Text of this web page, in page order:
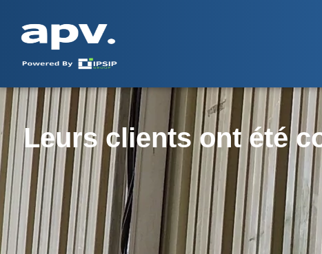
Leurs clients ont été